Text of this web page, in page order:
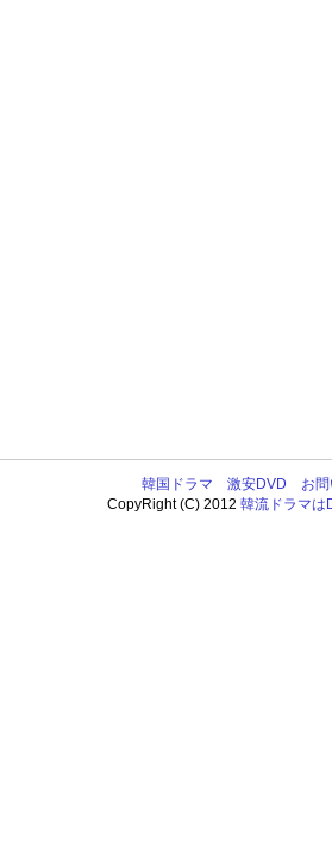
韓国ドラマ 激安DVD
お
CopyRight (C) 2012韓流ドラマは